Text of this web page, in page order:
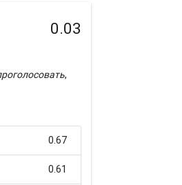
0.03
,
0.67
0.61